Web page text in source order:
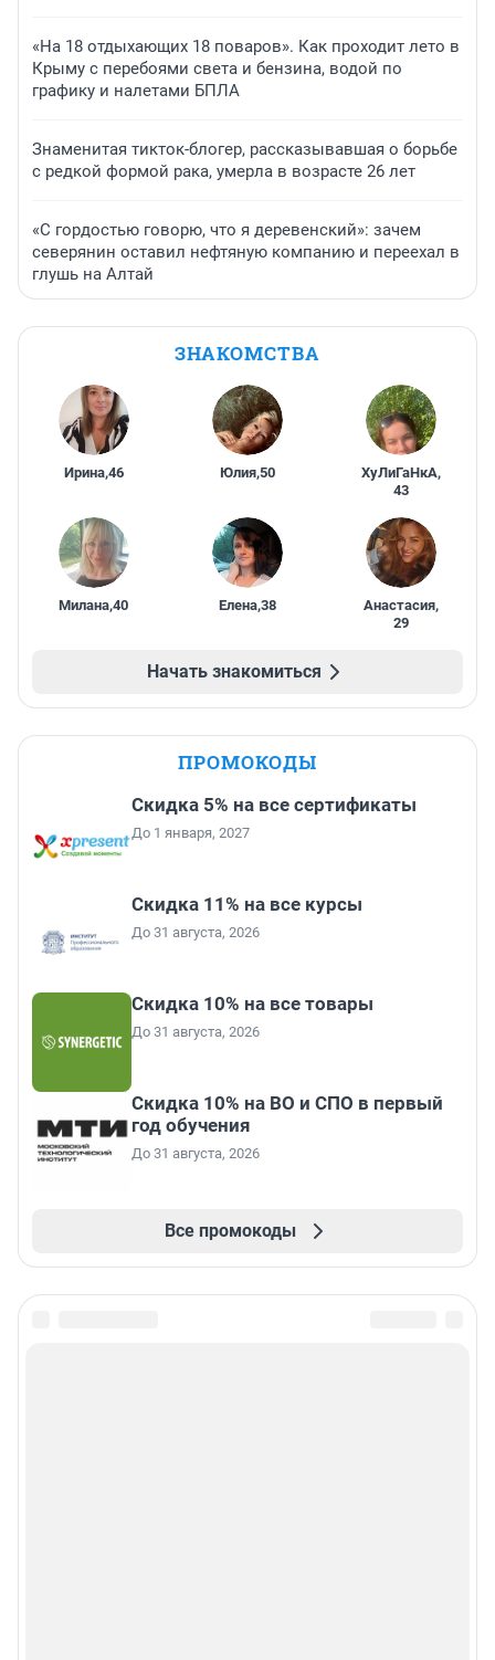
«На 18 отдыхающих 18 поваров». Как проходит лето в
Крыму с перебоями света и бензина, водой по
графику и налетами БПЛА
Знаменитая тикток-блогер, рассказывавшая о борьбе
с редкой формой рака, умерла в возрасте 26 лет
«С гордостью говорю, что я деревенский»: зачем
северянин оставил нефтяную компанию и переехал в
глушь на Алтай
ЗНАКОМСТВА
Ирина,46 Юлия,50 ХуЛиГаНкА,
43
Милана,40 Елена,38 Анастасия,
29
Начать знакомиться
ПРОМОКОДЫ
Скидка 5% на все сертификаты
До 1 января, 2027
Скидка 11% на все курсы
До 31 августа, 2026
Скидка 10% на все товары
До 31 августа, 2026
Скидка 10% на ВО и СПО в первый
год обучения
До 31 августа, 2026
Все промокоды